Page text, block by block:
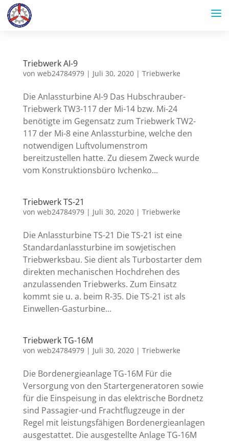
Triebwerk AI-9
von web24784979| Juli 30, 2020| Triebwerke
Die Anlassturbine AI-9 Das Hubschrauber-
Triebwerk TW3-117 der Mi-14 bzw. Mi-24
benötigte im Gegensatz zum Triebwerk TW2-
117 der Mi-8 eine Anlassturbine, welche den
notwendigen Luftvolumenstrom
bereitzustellen hatte. Zu diesem Zweck wurde
vom Konstruktionsbüro Ivchenko...
Triebwerk TS-21
von web24784979| Juli 30, 2020| Triebwerke
Die Anlassturbine TS-21 Die TS-21 ist eine
Standardanlassturbine im sowjetischen
Triebwerksbau. Sie dient als Turbostarter dem
direkten mechanischen Hochdrehen des
anzulassenden Triebwerks. Zum Einsatz
kommt sie u. a. beim R-35. Die TS-21 ist als
Einwellen-Gasturbine...
Triebwerk TG-16M
von web24784979| Juli 30, 2020| Triebwerke
Die Bordenergieanlage TG-16M Für die
Versorgung von den Startergeneratoren sowie
für die Einspeisung in das elektrische Bordnetz
sind Passagier-und Frachtflugzeuge in der
Regel mit leistungsfähigen Bordenergieanlagen
ausgestattet. Die ausgestellte Anlage TG-16M